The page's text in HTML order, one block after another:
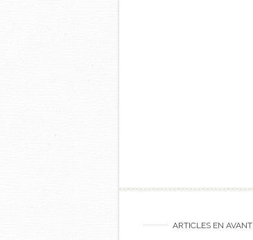
ARTICLES EN AVANT